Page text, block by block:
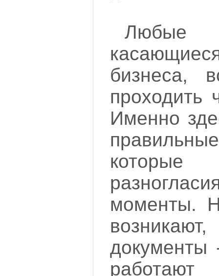
Любые
бизнеса,
проходить
Именно
которые
моменты.